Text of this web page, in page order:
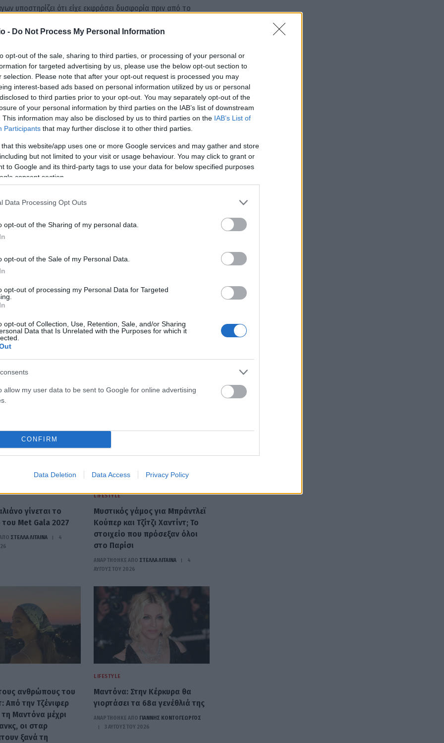
- Do Not Process My Personal Information
opt-out of the sale, sharing to third parties, or processing of your personal or
for targeted advertising by us, please use the below opt-out section to
selection. Please note that after your opt-out request is processed you may
interest-based ads based on personal information utilized by us or personal
to third parties prior to your opt-out. You may separately opt-out of the
of your personal information by third parties on the IAB’s list of downstream
This information may also be disclosed by us to third parties on the IAB’s List of
Participants that may further disclose it to other third parties.
that this website/app uses one or more Google services and may gather and store
but not limited to your visit or usage behaviour. You may click to grant or
to Google and its third-party tags to use your data for below specified purposes
consent section.
Data Processing Opt Outs
opt-out of the Sharing of my personal data.
opt-out of the Sale of my Personal Data.
opt-out of processing my Personal Data for Targeted
opt-out of Collection, Use, Retention, Sale, and/or Sharing
Data that Is Unrelated with the Purposes for which it
allow my user data to be sent to Google for online advertising
CONFIRM
Data Deletion Data Access Privacy Policy
υποστηρίζει ότι είχε εκφράσει δυσφορία πριν από το
είπε ότι θα τον είχε υπόψη του για μελλοντικές
αναφέρει ότι έφυγε από το πάρτι λίγο αργότερα,
και κατά ατζέντηδων που, όπως υποστηρίζει, είχαν
άγνωστου ύψους.
ΕΠΌΜΕΝΟ ΆΡΘΡΟ
σκυλιά
γίνεται το
Met Gala 2027
ΣΤΈΛΛΑ ΛΊΤΑΙΝΑ
4
LIFESTYLE
Μυστικός γάμος για Μπράντλεϊ
Κούπερ και Τζίτζι Χαντίντ; Το
στοιχείο που πρόσεξαν όλοι
στο Παρίσι
ΑΝΑΡΤΗΘΗΚΕ ΑΠΟ ΣΤΈΛΛΑ ΛΊΤΑΙΝΑ
4
ΑΥΓΟΎΣΤΟΥ 2026
ανθρώπους του
Από την Τζένιφερ
τη Μαντόνα μέχρι
οι σταρ
ξανά τη
LIFESTYLE
Μαντόνα: Στην Κέρκυρα θα
γιορτάσει τα 68α γενέθλιά της
ΑΝΑΡΤΗΘΗΚΕ ΑΠΟ ΓΙΆΝΝΗΣ ΚΟΝΤΟΓΕΏΡΓΟΣ
3 ΑΥΓΟΎΣΤΟΥ 2026